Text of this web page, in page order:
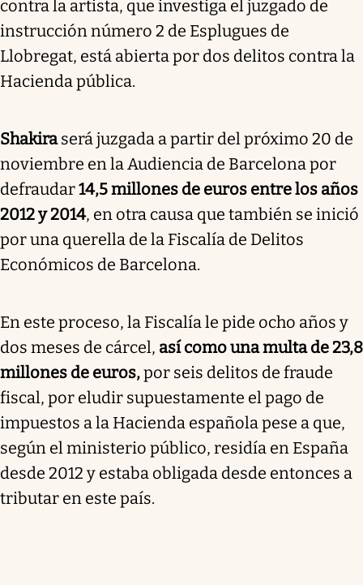
contra la artista, que investiga el juzgado de
instrucción número 2 de Esplugues de
Llobregat, está abierta por dos delitos contra la
Hacienda pública.
Shakiraserá juzgada a partir del próximo 20 de
noviembre en la Audiencia de Barcelona por
defraudar14,5 millones de euros entre los años
2012 y 2014, en otra causa que también se inició
por una querella de la Fiscalía de Delitos
Económicos de Barcelona.
En este proceso, la Fiscalía le pide ocho años y
dos meses de cárcel, así como una multa de 23,8
millones de euros,por seis delitos de fraude
fiscal, por eludir supuestamente el pago de
impuestos a la Hacienda española pese a que,
según el ministerio público, residía en España
desde 2012 y estaba obligada desde entonces a
tributar en este país.